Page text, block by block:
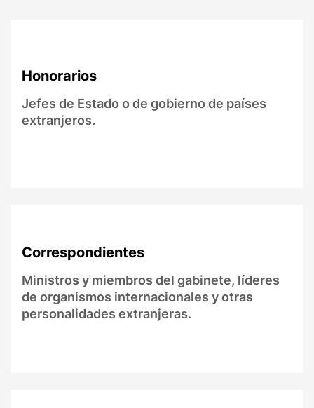
Honorarios
Jefes de Estado o de gobierno de países
extranjeros.
Correspondientes
Ministros y miembros del gabinete, líderes
de organismos internacionales y otras
personalidades extranjeras.